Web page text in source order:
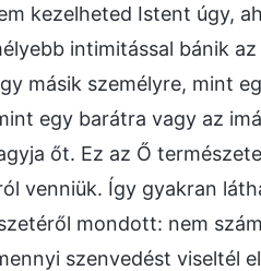
kezelheted Istent úgy,
intimitással bánik
másik személyre, mint
egy barátra vagy az
őt. Ez az Ő
venniük. Így gyakran
mondott: nem
szenvedést viseltél